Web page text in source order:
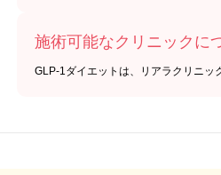
施術可能なクリニックに
GLP-1ダイエットは、リアラクリニッ